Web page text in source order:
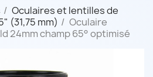
Oculaires et lentilles de
(31,75 mm)
Oculaire
24mm champ 65° optimisé